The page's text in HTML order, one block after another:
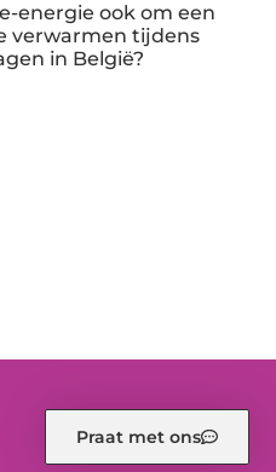
energie ook om een
verwarmen tijdens
in België?
Praat met ons